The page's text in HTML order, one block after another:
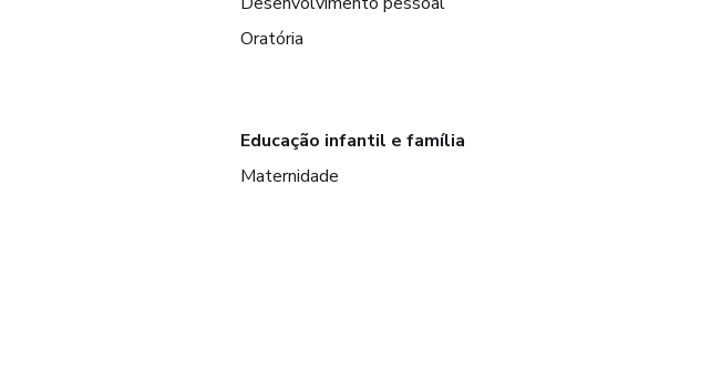
Oratória
Educação infantil e família
Maternidade